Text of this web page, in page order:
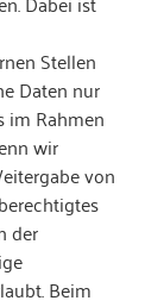
Stellen
Daten nur
im Rahmen
wir
von
der
Beim